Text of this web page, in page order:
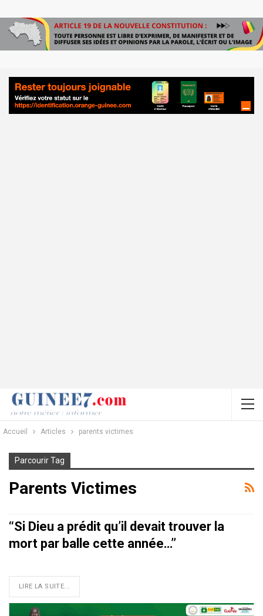
Accueil Articles parents victimes
Parcourir Tag
Parents Victimes
‘‘Si Dieu a prédit qu’il devait trouver la
mort par balle cette année…’’
LIRE LA SUITE...